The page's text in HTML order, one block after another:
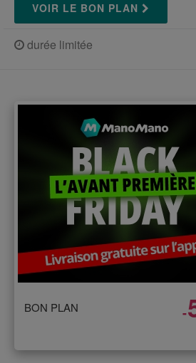
VOIR LE BON PLAN
durée limitée
BON PLAN -